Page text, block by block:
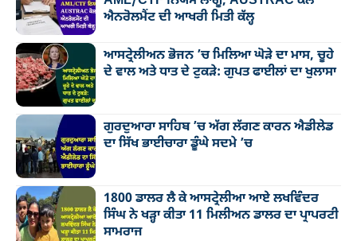
ਐਨਰੋਲਮੈਂਟ ਦੀ ਆਖਰੀ ਮਿਤੀ ਕੱਲ੍ਹ
ਆਸਟ੍ਰੇਲੀਅਨ ਭੋਜਨ ’ਚ ਮਿਲਿਆ ਘੋੜੇ ਦਾ ਮਾਸ, ਚੂਹੇ
ਦੇ ਵਾਲ ਅਤੇ ਧਾਤ ਦੇ ਟੁਕੜੇ: ਗੁਪਤ ਫਾਈਲਾਂ ਦਾ ਖੁਲਾਸਾ
ਗੁਰਦੁਆਰਾ ਸਾਹਿਬ ’ਚ ਅੱਗ ਲੱਗਣ ਕਾਰਨ ਐਡੀਲੇਡ
ਦਾ ਸਿੱਖ ਭਾਈਚਾਰਾ ਡੂੰਘੇ ਸਦਮੇ ’ਚ
1800 ਡਾਲਰ ਲੈ ਕੇ ਆਸਟ੍ਰੇਲੀਆ ਆਏ ਲਖਵਿੰਦਰ
ਸਿੰਘ ਨੇ ਖੜ੍ਹਾ ਕੀਤਾ 11 ਮਿਲੀਅਨ ਡਾਲਰ ਦਾ ਪ੍ਰਾਪਰਟੀ
ਸਾਮਰਾਜ